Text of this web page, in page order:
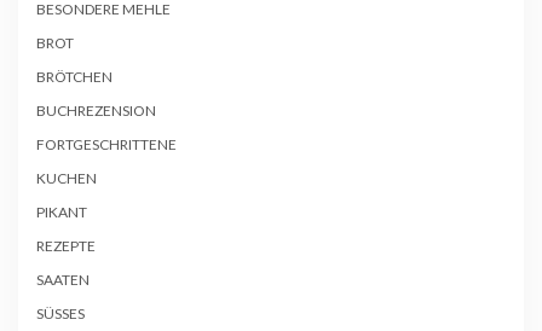
BESONDERE MEHLE
BROT
BRÖTCHEN
BUCHREZENSION
FORTGESCHRITTENE
KUCHEN
PIKANT
REZEPTE
SAATEN
SÜSSES